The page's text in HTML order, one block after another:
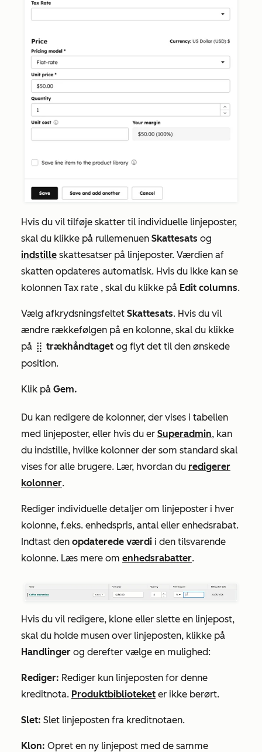
Hvis du vil tilføje skatter til individuelle linjeposter,
skal du klikke på rullemenuen Skattesats og
indstille skattesatser på linjeposter. Værdien af
skatten opdateres automatisk. Hvis du ikke kan se
kolonnen Tax rate , skal du klikke på Edit columns.
Vælg afkrydsningsfeltet Skattesats. Hvis du vil
ændre rækkefølgen på en kolonne, skal du klikke
på dragHandle trækhåndtaget og flyt det til den ønskede
position.
Klik på Gem.
Du kan redigere de kolonner, der vises i tabellen
med linjeposter, eller hvis du er Superadmin, kan
du indstille, hvilke kolonner der som standard skal
vises for alle brugere. Lær, hvordan du redigerer
kolonner.
Rediger individuelle detaljer om linjeposter i hver
kolonne, f.eks. enhedspris, antal eller enhedsrabat.
Indtast den opdaterede værdi i den tilsvarende
kolonne. Læs mere om enhedsrabatter.
Hvis du vil redigere, klone eller slette en linjepost,
skal du holde musen over linjeposten, klikke på
Handlinger og derefter vælge en mulighed:
Rediger: Rediger kun linjeposten for denne
kreditnota. Produktbiblioteket er ikke berørt.
Slet: Slet linjeposten fra kreditnotaen.
Klon: Opret en ny linjepost med de samme